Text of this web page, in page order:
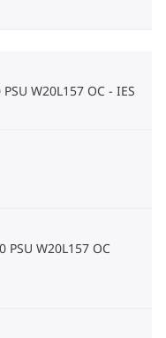
W20L157 OC IES
PSU W20L157 OC